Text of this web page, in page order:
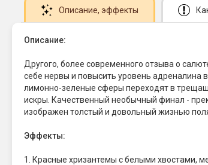
Описание, эффекты
Описание:
Другого, более современного отзыва о
себе нервы и повысить уровень адреналина
лимонно-зеленые сферы переходят в
искры. Качественный необычный финал -
изображен толстый и довольный жизнью
Эффекты:
1. Красные хризантемы с белыми хвостами,